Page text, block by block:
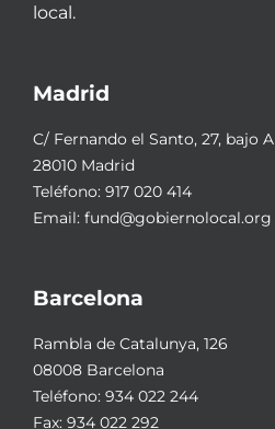
local.
Madrid
C/ Fernando el Santo, 27, bajo A
28010 Madrid
Teléfono: 917 020 414
Email: fund@gobiernolocal.org
Barcelona
Rambla de Catalunya, 126
08008 Barcelona
Teléfono: 934 022 244
Fax: 934 022 292